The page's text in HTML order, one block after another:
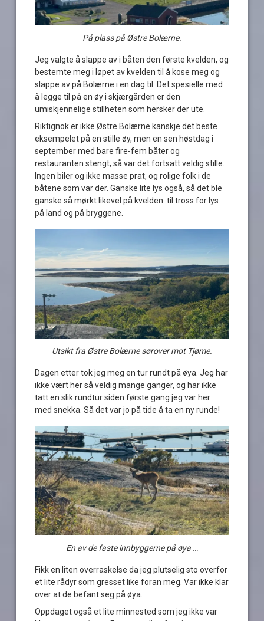
På plass på Østre Bolærne.
Jeg valgte å slappe av i båten den første kvelden, og
bestemte meg i løpet av kvelden til å kose meg og
slappe av på Bolærne i en dag til. Det spesielle med
å legge til på en øy i skjærgården er den
umiskjennelige stillheten som hersker der ute.
Riktignok er ikke Østre Bolærne kanskje det beste
eksempelet på en stille øy, men en sen høstdag i
september med bare fire-fem båter og
restauranten stengt, så var det fortsatt veldig stille.
Ingen biler og ikke masse prat, og rolige folk i de
båtene som var der. Ganske lite lys også, så det ble
ganske så mørkt likevel på kvelden. til tross for lys
på land og på bryggene.
Utsikt fra Østre Bolærne sørover mot Tjøme.
Dagen etter tok jeg meg en tur rundt på øya. Jeg har
ikke vært her så veldig mange ganger, og har ikke
tatt en slik rundtur siden første gang jeg var her
med snekka. Så det var jo på tide å ta en ny runde!
En av de faste innbyggerne på øya …
Fikk en liten overraskelse da jeg plutselig sto overfor
et lite rådyr som gresset like foran meg. Var ikke klar
over at de befant seg på øya.
Oppdaget også et lite minnested som jeg ikke var